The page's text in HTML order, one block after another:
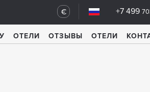
+7 499
€
ОТЕЛИ ОТЗЫВЫ ОТЕЛИ